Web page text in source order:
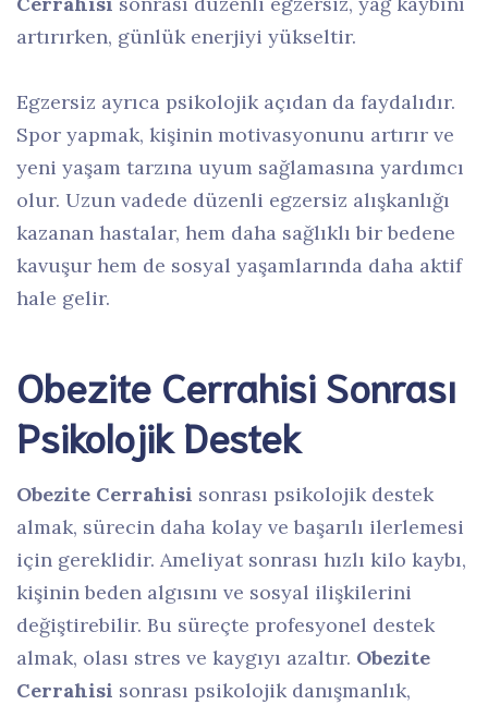
artırırken, günlük enerjiyi yükseltir.
Egzersiz ayrıca psikolojik açıdan da faydalıdır.
Spor yapmak, kişinin motivasyonunu artırır ve
yeni yaşam tarzına uyum sağlamasına yardımcı
olur. Uzun vadede düzenli egzersiz alışkanlığı
kazanan hastalar, hem daha sağlıklı bir bedene
kavuşur hem de sosyal yaşamlarında daha aktif
hale gelir.
Obezite Cerrahisi Sonrası
Psikolojik Destek
Obezite Cerrahisi sonrası psikolojik destek
almak, sürecin daha kolay ve başarılı ilerlemesi
için gereklidir. Ameliyat sonrası hızlı kilo kaybı,
kişinin beden algısını ve sosyal ilişkilerini
değiştirebilir. Bu süreçte profesyonel destek
almak, olası stres ve kaygıyı azaltır. Obezite
Cerrahisi sonrası psikolojik danışmanlık,